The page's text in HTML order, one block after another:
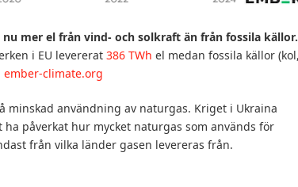
mer el från vind- och solkraft än från fossila källor.
i EU levererat 386 TWh el medan fossila källor
ember-climate.org
minskad användning av naturgas. Kriget i Ukraina
påverkat hur mycket naturgas som används för
från vilka länder gasen levereras från.